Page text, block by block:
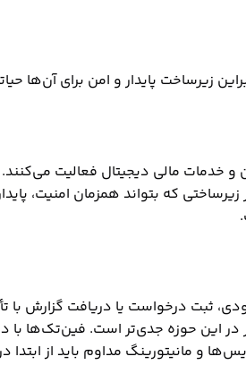
زیرساخت پایدار و امن برای آن‌ها
مالی دیجیتال فعالیت
زیرساختی که بتواند همزمان امنیت،
درخواست یا دریافت گزارش با
این حوزه جدی‌تر است. فین‌تک‌ها با
و مانیتورینگ مداوم باید از